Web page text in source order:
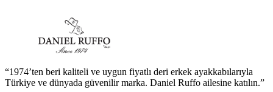
“1974’ten beri kaliteli ve uygun fiyatlı deri erkek ayakkabılarıyla
Türkiye ve dünyada güvenilir marka. Daniel Ruffo ailesine katılın.”